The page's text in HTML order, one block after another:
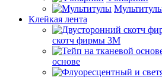
Клейкая лента
скотч фирмы 3M
основе